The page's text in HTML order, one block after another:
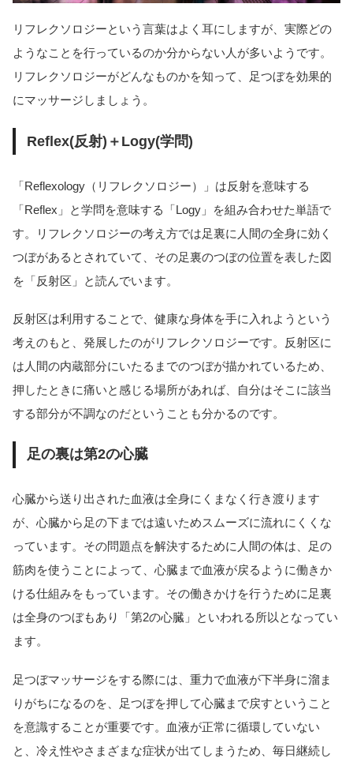
リフレクソロジーという言葉はよく耳にしますが、実際どの
ようなことを行っているのか分からない人が多いようです。
リフレクソロジーがどんなものかを知って、足つぼを効果的
にマッサージしましょう。
Reflex(反射)＋Logy(学問)
「Reflexology（リフレクソロジー）」は反射を意味する
「Reflex」と学問を意味する「Logy」を組み合わせた単語で
す。リフレクソロジーの考え方では足裏に人間の全身に効く
つぼがあるとされていて、その足裏のつぼの位置を表した図
を「反射区」と読んでいます。
反射区は利用することで、健康な身体を手に入れようという
考えのもと、発展したのがリフレクソロジーです。反射区に
は人間の内蔵部分にいたるまでのつぼが描かれているため、
押したときに痛いと感じる場所があれば、自分はそこに該当
する部分が不調なのだということも分かるのです。
足の裏は第2の心臓
心臓から送り出された血液は全身にくまなく行き渡ります
が、心臓から足の下までは遠いためスムーズに流れにくくな
っています。その問題点を解決するために人間の体は、足の
筋肉を使うことによって、心臓まで血液が戻るように働きか
ける仕組みをもっています。その働きかけを行うために足裏
は全身のつぼもあり「第2の心臓」といわれる所以となってい
ます。
足つぼマッサージをする際には、重力で血液が下半身に溜ま
りがちになるのを、足つぼを押して心臓まで戻すということ
を意識することが重要です。血液が正常に循環していない
と、冷え性やさまざまな症状が出てしまうため、毎日継続し